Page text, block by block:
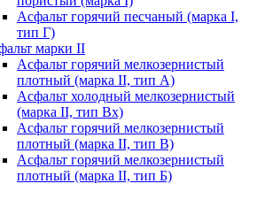
Асфальт горячий песчаный (марка I,
тип Г)
марки II
Асфальт горячий мелкозернистый
плотный (марка II, тип А)
Асфальт холодный мелкозернистый
(марка II, тип Вх)
Асфальт горячий мелкозернистый
плотный (марка II, тип В)
Асфальт горячий мелкозернистый
плотный (марка II, тип Б)